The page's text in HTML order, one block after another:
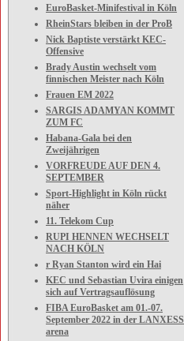
EuroBasket-Minifestival in Köln
RheinStars bleiben in der ProB
Nick Baptiste verstärkt KEC-
Offensive
Brady Austin wechselt vom
finnischen Meister nach Köln
Frauen EM 2022
SARGIS ADAMYAN KOMMT
ZUM FC
Habana-Gala bei den
Zweijährigen
VORFREUDE AUF DEN 4.
SEPTEMBER
Sport-Highlight in Köln rückt
näher
11. Telekom Cup
RUPI HENNEN WECHSELT
NACH KÖLN
r Ryan Stanton wird ein Hai
KEC und Sebastian Uvira einigen
sich auf Vertragsauflösung
FIBA EuroBasket am 01.-07.
September 2022 in der LANXESS
arena